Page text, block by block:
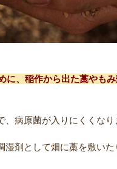
、稲作から出た藁やも
病原菌が入りにくくなり
湿剤として畑に藁を敷い
気
、
絶
太田農園が手塩にかけ
く、「メロンの王様」
ばれる高級メロンを農